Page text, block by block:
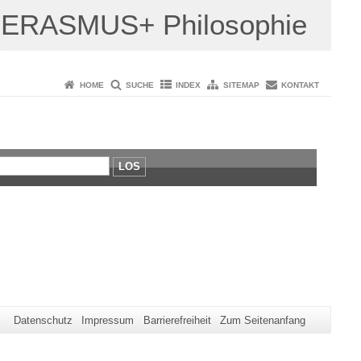
ERASMUS+ Philosophie
HOME SUCHE INDEX SITEMAP KONTAKT
LOS
Datenschutz Impressum Barrierefreiheit Zum Seitenanfang